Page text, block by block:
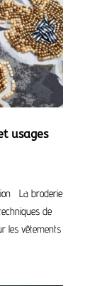
usages
La broderie
de
les vêtements